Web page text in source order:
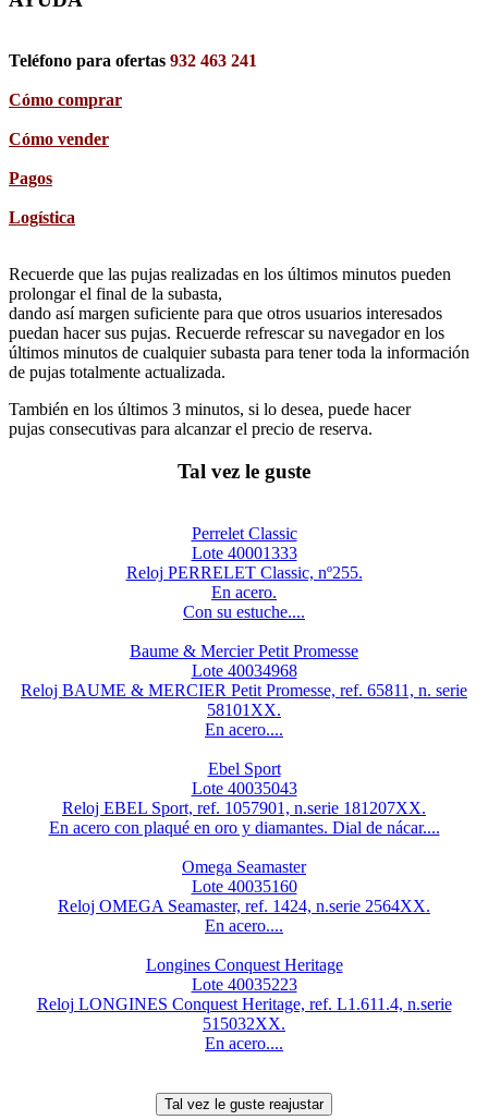
Teléfono para ofertas 932 463 241
Cómo comprar
Cómo vender
Pagos
Logística
Recuerde que las pujas realizadas en los últimos minutos pueden
prolongar el final de la subasta,
dando así margen suficiente para que otros usuarios interesados
puedan hacer sus pujas. Recuerde refrescar su navegador en los
últimos minutos de cualquier subasta para tener toda la información
de pujas totalmente actualizada.
También en los últimos 3 minutos, si lo desea, puede hacer
pujas consecutivas para alcanzar el precio de reserva.
Tal vez le guste
Perrelet Classic
Lote 40001333
Reloj PERRELET Classic, nº255.
En acero.
Con su estuche....
Baume & Mercier Petit Promesse
Lote 40034968
Reloj BAUME & MERCIER Petit Promesse, ref. 65811, n. serie
58101XX.
En acero....
Ebel Sport
Lote 40035043
Reloj EBEL Sport, ref. 1057901, n.serie 181207XX.
En acero con plaqué en oro y diamantes. Dial de nácar....
Omega Seamaster
Lote 40035160
Reloj OMEGA Seamaster, ref. 1424, n.serie 2564XX.
En acero....
Longines Conquest Heritage
Lote 40035223
Reloj LONGINES Conquest Heritage, ref. L1.611.4, n.serie
515032XX.
En acero....